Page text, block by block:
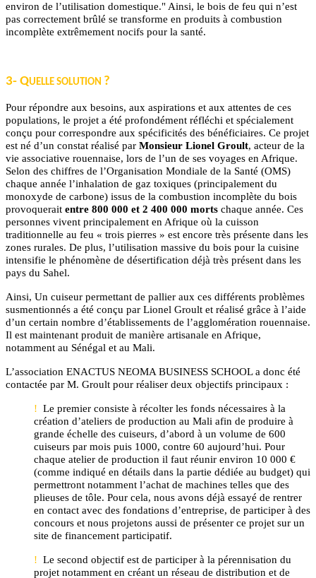
environ de l’utilisation domestique." Ainsi, le bois de feu qui n’est
pas correctement brûlé se transforme en produits à combustion
incomplète extrêmement nocifs pour la santé.
3- QUELLE SOLUTION ?
Pour répondre aux besoins, aux aspirations et aux attentes de ces
populations, le projet a été profondément réfléchi et spécialement
conçu pour correspondre aux spécificités des bénéficiaires. Ce projet
est né d’un constat réalisé par Monsieur Lionel Groult, acteur de la
vie associative rouennaise, lors de l’un de ses voyages en Afrique.
Selon des chiffres de l’Organisation Mondiale de la Santé (OMS)
chaque année l’inhalation de gaz toxiques (principalement du
monoxyde de carbone) issus de la combustion incomplète du bois
provoquerait entre 800 000 et 2 400 000 morts chaque année. Ces
personnes vivent principalement en Afrique où la cuisson
traditionnelle au feu « trois pierres » est encore très présente dans les
zones rurales. De plus, l’utilisation massive du bois pour la cuisine
intensifie le phénomène de désertification déjà très présent dans les
pays du Sahel.
Ainsi, Un cuiseur permettant de pallier aux ces différents problèmes
susmentionnés a été conçu par Lionel Groult et réalisé grâce à l’aide
d’un certain nombre d’établissements de l’agglomération rouennaise.
Il est maintenant produit de manière artisanale en Afrique,
notamment au Sénégal et au Mali.
L’association ENACTUS NEOMA BUSINESS SCHOOL a donc été
contactée par M. Groult pour réaliser deux objectifs principaux :
! Le premier consiste à récolter les fonds nécessaires à la
création d’ateliers de production au Mali afin de produire à
grande échelle des cuiseurs, d’abord à un volume de 600
cuiseurs par mois puis 1000, contre 60 aujourd’hui. Pour
chaque atelier de production il faut réunir environ 10 000 €
(comme indiqué en détails dans la partie dédiée au budget) qui
permettront notamment l’achat de machines telles que des
plieuses de tôle. Pour cela, nous avons déjà essayé de rentrer
en contact avec des fondations d’entreprise, de participer à des
concours et nous projetons aussi de présenter ce projet sur un
site de financement participatif.
! Le second objectif est de participer à la pérennisation du
projet notamment en créant un réseau de distribution et de